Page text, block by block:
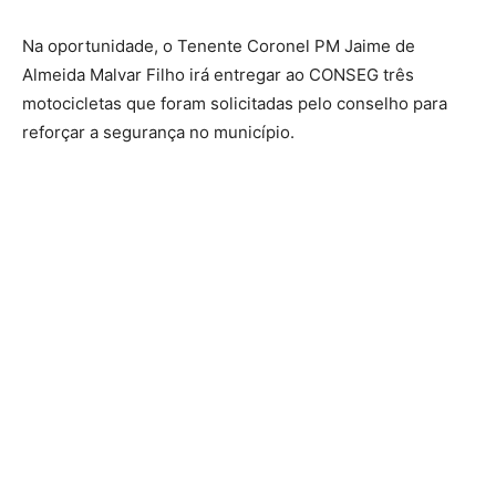
Na oportunidade, o Tenente Coronel PM Jaime de
Almeida Malvar Filho irá entregar ao CONSEG três
motocicletas que foram solicitadas pelo conselho para
reforçar a segurança no município.